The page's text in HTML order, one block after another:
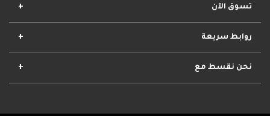
تسوق الآن
افضل المجموعات
روابط سريعة
الأحكام والشروط
نحن نقسط مع